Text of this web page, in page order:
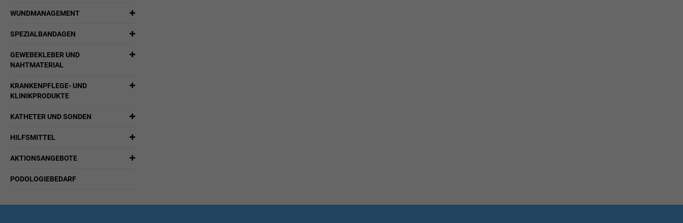
WUNDMANAGEMENT
SPEZIALBANDAGEN
GEWEBEKLEBER UND
NAHTMATERIAL
KRANKENPFLEGE- UND
KLINIKPRODUKTE
KATHETER UND SONDEN
HILFSMITTEL
AKTIONSANGEBOTE
PODOLOGIEBEDARF